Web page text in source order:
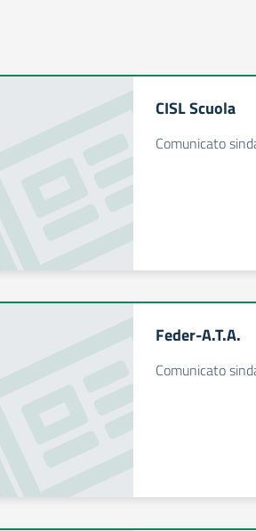
CISL Scuola
Comunicato
Feder-A.T.A.
Comunicato